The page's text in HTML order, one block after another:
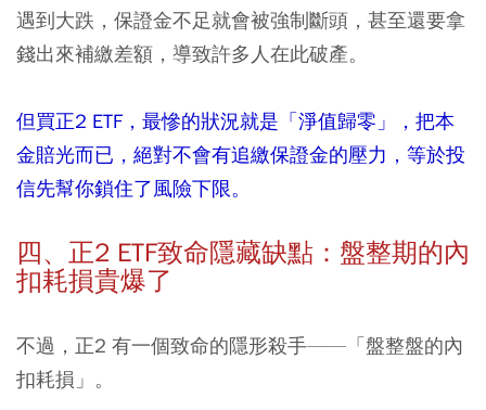
遇到大跌，保證金不足就會被強制斷頭，甚至還要拿
錢出來補繳差額，導致許多人在此破產。
但買正2 ETF，最慘的狀況就是「淨值歸零」，把本
金賠光而已，絕對不會有追繳保證金的壓力，等於投
信先幫你鎖住了風險下限。
四、正2 ETF致命隱藏缺點：盤整期的內
扣耗損貴爆了
不過，正2 有一個致命的隱形殺手——「盤整盤的內
扣耗損」。